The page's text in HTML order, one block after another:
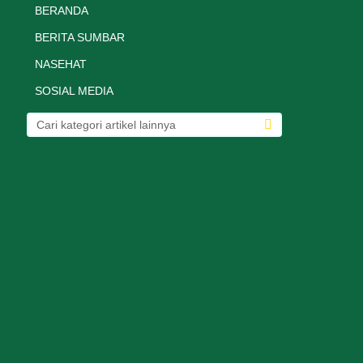
BERANDA
BERITA SUMBAR
NASEHAT
SOSIAL MEDIA